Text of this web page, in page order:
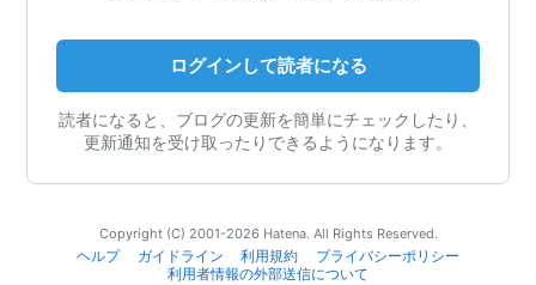
ログインして読者になる
読者になると、ブログの更新を簡単にチェックしたり、
更新通知を受け取ったりできるようになります。
Copyright (C) 2001-2026 Hatena. All Rights Reserved.
ヘルプ
ガイドライン 利用規約
プライバシーポリシー
利用者情報の外部送信について